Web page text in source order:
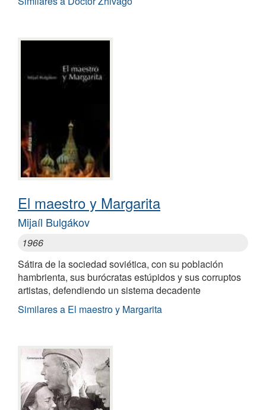
El maestro y Margarita
Mijaíl Bulgákov
1966
Sátira de la sociedad soviética, con su población
hambrienta, sus burócratas estúpidos y sus corruptos
artistas, defendiendo un sistema decadente
Similares a El maestro y Margarita